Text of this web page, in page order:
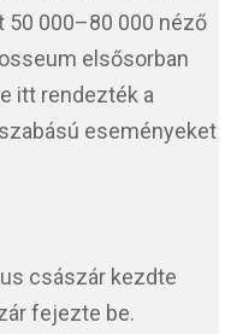
50 000–80 000 néző
elsősorban
itt rendezték a
eseményeket
császár kezdte
fejezte be.